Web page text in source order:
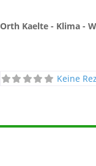
Orth Kaelte - Klima -
Keine